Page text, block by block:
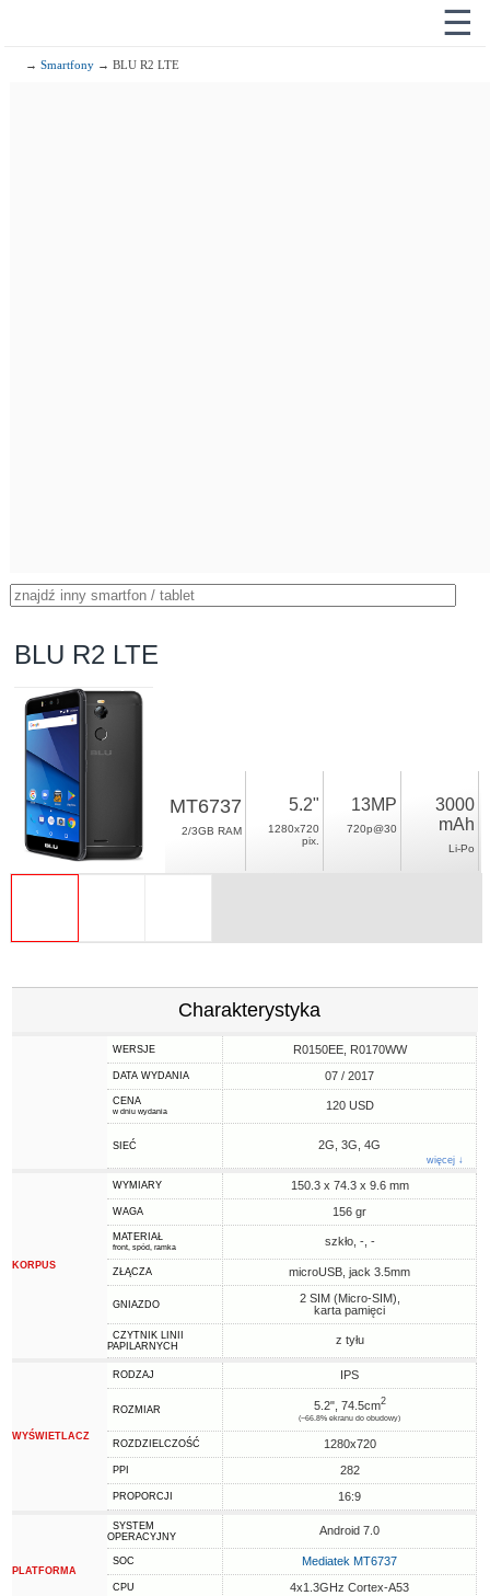
☰
→Smartfony → BLU R2 LTE
BLU R2 LTE
MT6737
2/3GB RAM
5.2"
1280x720
pix.
13MP
720p@30
3000
mAh
Li-Po
Charakterystyka
WERSJE R0150EE, R0170WW
DATA WYDANIA 07 / 2017
CENA
w dniu wydania 120 USD
SIEĆ 2G, 3G, 4G
więcej ↓
KORPUS
WYMIARY 150.3 x 74.3 x 9.6 mm
WAGA 156 gr
MATERIAŁ
front, spód, ramka szkło, -, -
ZŁĄCZA microUSB, jack 3.5mm
GNIAZDO
2 SIM (Micro-SIM),
karta pamięci
CZYTNIK LINII
PAPILARNYCH
z tyłu
WYŚWIETLACZ
RODZAJ IPS
ROZMIAR 5.2", 74.5cm2
(~66.8% ekranu do obudowy)
ROZDZIELCZOŚĆ 1280x720
PPI 282
PROPORCJI 16:9
PLATFORMA
SYSTEM
OPERACYJNY
Android 7.0
SOC Mediatek MT6737
CPU 4x1.3GHz Cortex-A53